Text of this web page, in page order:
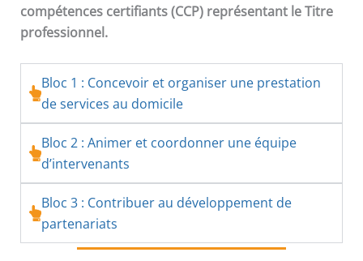
compétences certifiants (CCP) représentant le Titre
professionnel.
Bloc 1 : Concevoir et organiser une prestation
de services au domicile
Bloc 2 : Animer et coordonner une équipe
d’intervenants
Bloc 3 : Contribuer au développement de
partenariats